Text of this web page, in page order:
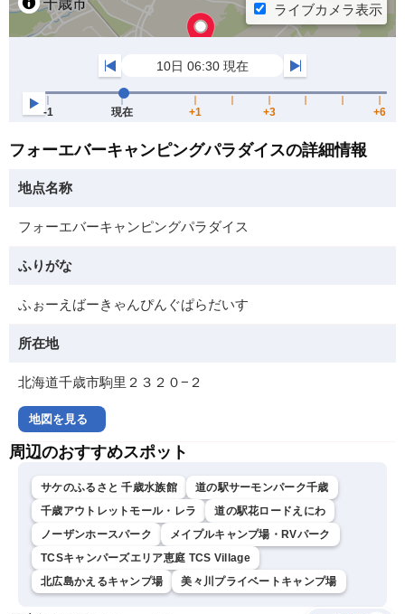
フォーエバーキャンピングパラダイスの詳細情報
地点名称
フォーエバーキャンピングパラダイス
ふりがな
ふぉーえばーきゃんぴんぐぱらだいす
所在地
北海道千歳市駒里２３２０−２
地図を見る
周辺のおすすめスポット
サケのふるさと 千歳水族館
道の駅サーモンパーク千歳
千歳アウトレットモール・レラ
道の駅花ロードえにわ
ノーザンホースパーク
メイプルキャンプ場・RVパーク
TCSキャンパーズエリア恵庭 TCS Village
北広島かえるキャンプ場
​美々川プライベートキャンプ場